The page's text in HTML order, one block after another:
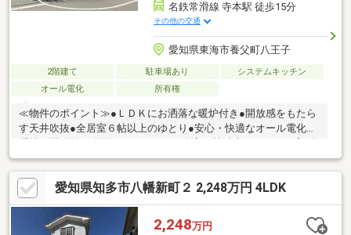
名鉄常滑線 寺本駅 徒歩15分
その他の交通
愛知県東海市養父町八王子
2階建て 駐車場あり
システムキッチン
オール電化
所有権
≪物件のポイント≫●ＬＤＫにお洒落な暖炉付き●開放感をもたら
す天井吹抜●全居室６帖以上のゆとり●安心・快適なオール電化＊
るオール電化の住まいです。≪周辺環境のポイント≫●尾張横須
賀駅まで徒歩１４分●養父公園まで徒歩２分の近さ●ミニストップ
まで徒歩７分＊駅徒歩１４分で２沿線利用可能！公園まで徒歩２
分と近く、落ち着いて暮らせる住環境です。
愛知県知多市八幡新町２ 2,248万円 4LDK
2,248万円